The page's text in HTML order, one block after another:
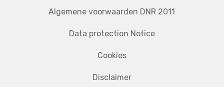
Algemene voorwaarden DNR 2011
Data protection Notice
Cookies
Disclaimer